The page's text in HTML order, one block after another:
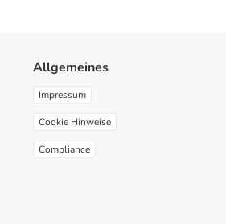
Allgemeines
Impressum
Cookie Hinweise
Compliance